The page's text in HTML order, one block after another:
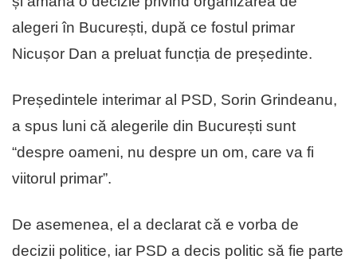
alegeri în București, după ce fostul primar
Nicușor Dan a preluat funcția de președinte.
Președintele interimar al PSD, Sorin Grindeanu,
a spus luni că alegerile din București sunt
“despre oameni, nu despre un om, care va fi
viitorul primar”.
De asemenea, el a declarat că e vorba de
decizii politice, iar PSD a decis politic să fie parte